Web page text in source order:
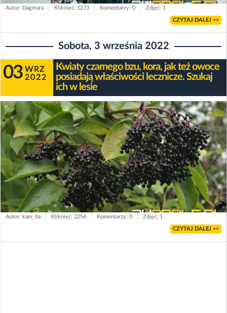
Autor: Dagmara Kliknięć: 1273 Komentarzy: 0 Zdjęć: 1
CZYTAJ DALEJ >>
Sobota, 3 września 2022
03 WRZ
2022
Kwiaty czarnego bzu, kora, jak też owoce
posiadają właściwości lecznicze. Szukaj
ich w lesie
Autor: kam_ila Kliknięć: 2254 Komentarzy: 0 Zdjęć: 1
CZYTAJ DALEJ >>